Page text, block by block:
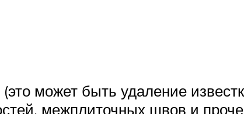
может быть удаление
межплиточных швов и